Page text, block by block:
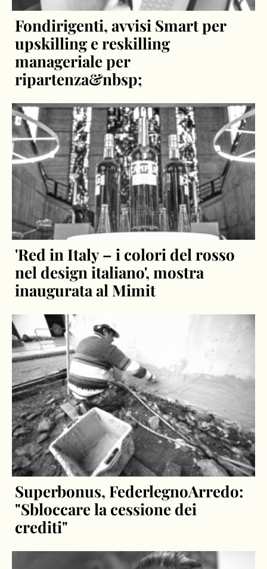
Fondirigenti, avvisi Smart per
upskilling e reskilling
manageriale per
ripartenza&nbsp;
'Red in Italy – i colori del rosso
nel design italiano', mostra
inaugurata al Mimit
Superbonus, FederlegnoArredo:
"Sbloccare la cessione dei
crediti"